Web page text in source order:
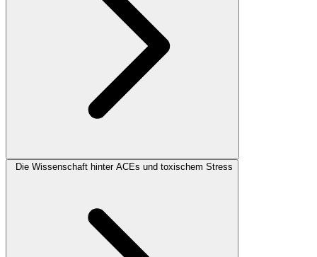
Die Wissenschaft hinter ACEs und toxischem Stress